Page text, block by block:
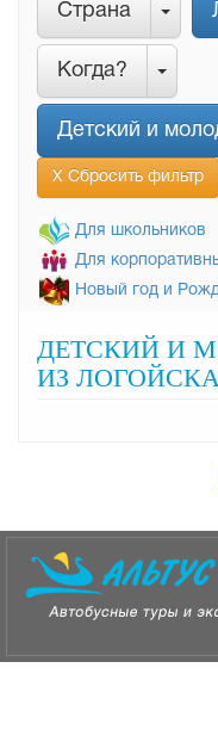
Страна
Когда?
Детский и
Х Сбросить фильтр
Для школьников
Для
Новый год и
ДЕТСКИЙ И
ИЗ